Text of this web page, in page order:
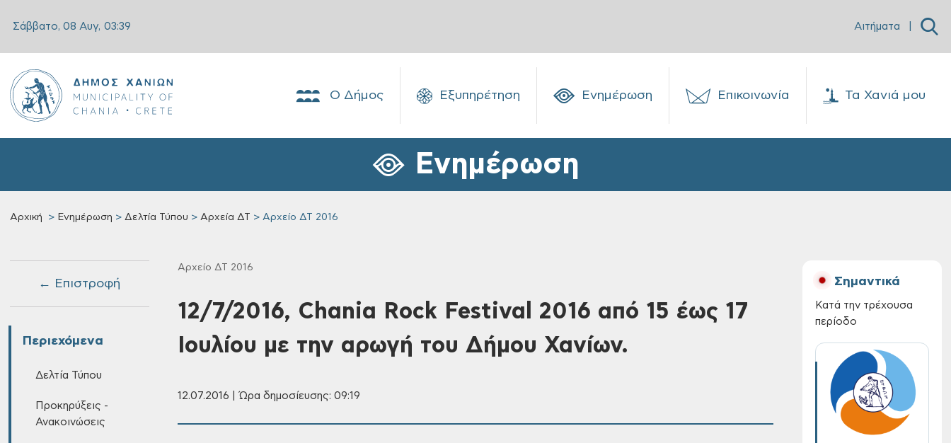
Σάββατο, 08 Αυγ, 03:39 Αιτήματα
Ο Δήμος Εξυπηρέτηση Ενημέρωση Επικοινωνία Τα Χανιά μου
Ενημέρωση
Αρχική Ενημέρωση Δελτία Τύπου Αρχεία ΔΤ Αρχείο ΔΤ 2016
← Επιστροφή
Περιεχόμενα
Δελτία Τύπου
Προκηρύξεις -
Ανακοινώσεις
Αρχείο ΔΤ 2016
12/7/2016, Chania Rock Festival 2016 από 15 έως 17
Ιουλίου με την αρωγή του Δήμου Χανίων.
12.07.2016 | Ώρα δημοσίευσης: 09:19
Σημαντικά
Κατά την τρέχουσα
περίοδο